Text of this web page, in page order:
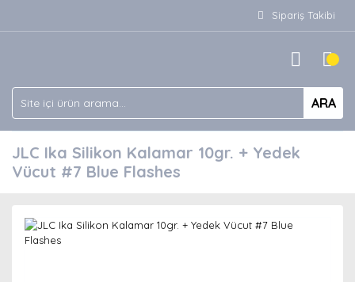
Sipariş Takibi
ARA
JLC Ika Silikon Kalamar 10gr. + Yedek
Vücut #7 Blue Flashes